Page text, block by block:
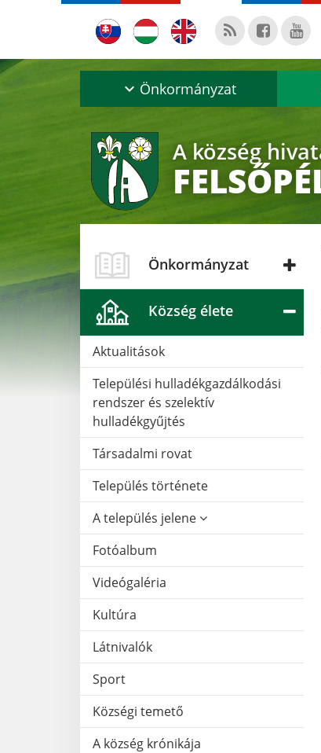
Önkormányzat
A község
Önkormányzat
Község élete
Aktualitások
Települési hulladékgazdálkodási
rendszer és szelektív
hulladékgyűjtés
Társadalmi rovat
Település története
A település jelene
Fotóalbum
Videógaléria
Kultúra
Látnivalók
Sport
Községi temető
A község krónikája